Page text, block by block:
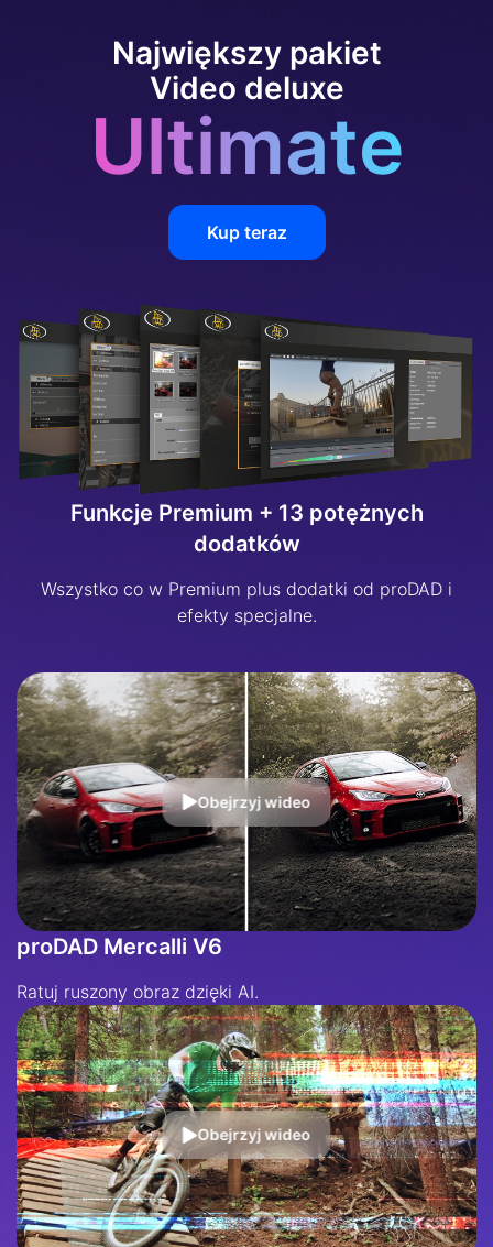
Największy pakiet
Video deluxe
Ultimate
Kup teraz
Funkcje Premium + 13 potężnych
dodatków
Wszystko co w Premium plus dodatki od proDAD i
efekty specjalne.
Obejrzyj wideo
proDAD Mercalli V6
Ratuj ruszony obraz dzięki AI.
Obejrzyj wideo